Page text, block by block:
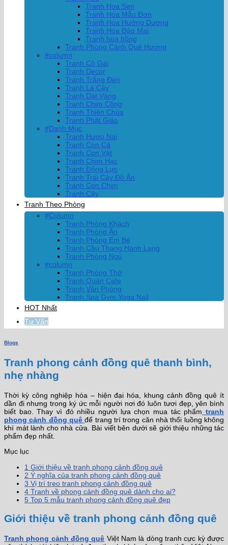
Tranh Hoa Sen
Tranh Hoa Mẫu Đơn
Tranh Hoa Hướng Dương
Tranh Hoa Đào Mai
Tranh hoa hồng
Tranh Phong Cảnh Quê Hương
#column
Tranh Cô Gái
Tranh Decor
Tranh Trắng Đen
Tranh Lá Cây
Tranh Dát Vàng
Tranh Chim Công
Tranh Thiên Chúa
Tranh Phật Giáo
#Danh Mục
Tranh Hươu Nai
Tranh Con Cá
Tranh Con Vật
Tranh Chim Hạc
Tranh Động Lực
Tranh Trái Cây Đồ Ăn
Tranh Con Chim
Tranh Cây
Tranh Theo Phòng
#Column
Tranh Phòng Khách
Tranh Phòng Ăn
Tranh Phòng Em Bé
Tranh Cầu Thang Hành Lang
Tranh Phòng Ngủ
#column
Tranh Phòng Thờ
Tranh Quán Cafe
Tranh Văn Phòng
Tranh Spa Gym Yoga Nail
HOT Nhất
Tư Vấn
Blogs
Tranh phong cảnh đồng quê thanh bình,
nhẹ nhàng
Thời kỳ công nghiệp hóa – hiện đại hóa, khung cảnh đồng quê ít
dần đi nhưng trong ký ức mỗi người nơi đó luôn tươi đẹp, yên bình
biết bao. Thay vì đó nhiều người lựa chọn mua tác phẩm tranh
phong cảnh đồng quêđể trang trí trong căn nhà thổi luồng không
khí mát lành cho nhà cửa. Bài viết bên dưới sẽ giới thiệu những tác
phẩm đẹp nhất.
Mục lục
1 Giới thiệu về tranh phong cảnh đồng quê
2 Ý nghĩa của tranh phong cảnh đồng quê
3 Vị trí treo tranh phong cảnh đồng quê
4 Tranh về phong cảnh đồng quê dành cho ai?
5 Top 5 mẫu tranh phong cảnh đồng quê đẹp
Giới thiệu về tranh phong cảnh đồng quê
Tranh phong cảnh đồng quê Việt Nam là dòng tranh cực kỳ được